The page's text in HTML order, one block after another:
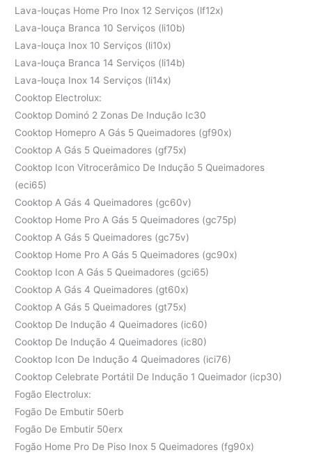
Lava-louças Home Pro Inox 12 Serviços (lf12x)
Lava-louça Branca 10 Serviços (li10b)
Lava-louça Inox 10 Serviços (li10x)
Lava-louça Branca 14 Serviços (li14b)
Lava-louça Inox 14 Serviços (li14x)
Cooktop Electrolux:
Cooktop Dominó 2 Zonas De Indução Ic30
Cooktop Homepro A Gás 5 Queimadores (gf90x)
Cooktop A Gás 5 Queimadores (gf75x)
Cooktop Icon Vitrocerâmico De Indução 5 Queimadores
(eci65)
Cooktop A Gás 4 Queimadores (gc60v)
Cooktop Home Pro A Gás 5 Queimadores (gc75p)
Cooktop A Gás 5 Queimadores (gc75v)
Cooktop Home Pro A Gás 5 Queimadores (gc90x)
Cooktop Icon A Gás 5 Queimadores (gci65)
Cooktop A Gás 4 Queimadores (gt60x)
Cooktop A Gás 5 Queimadores (gt75x)
Cooktop De Indução 4 Queimadores (ic60)
Cooktop De Indução 4 Queimadores (ic80)
Cooktop Icon De Indução 4 Queimadores (ici76)
Cooktop Celebrate Portátil De Indução 1 Queimador (icp30)
Fogão Electrolux:
Fogão De Embutir 50erb
Fogão De Embutir 50erx
Fogão Home Pro De Piso Inox 5 Queimadores (fg90x)